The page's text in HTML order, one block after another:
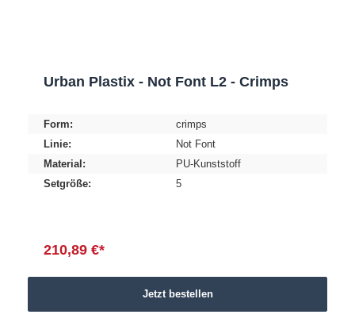
Urban Plastix - Not Font L2 - Crimps
Form:
crimps
Linie:
Not Font
Material:
PU-Kunststoff
Setgröße:
5
210,89 €*
Jetzt bestellen